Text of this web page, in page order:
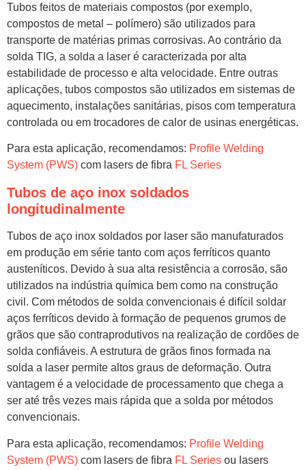
Tubos feitos de materiais compostos (por exemplo,
compostos de metal – polímero) são utilizados para
transporte de matérias primas corrosivas. Ao contrário da
solda TIG, a solda a laser é caracterizada por alta
estabilidade de processo e alta velocidade. Entre outras
aplicações, tubos compostos são utilizados em sistemas de
aquecimento, instalações sanitárias, pisos com temperatura
controlada ou em trocadores de calor de usinas energéticas.
Para esta aplicação, recomendamos: Profile Welding
System (PWS) com lasers de fibra FL Series
Tubos de aço inox soldados
longitudinalmente
Tubos de aço inox soldados por laser são manufaturados
em produção em série tanto com aços ferríticos quanto
austeníticos. Devido à sua alta resistência a corrosão, são
utilizados na indústria química bem como na construção
civil. Com métodos de solda convencionais é difícil soldar
aços ferríticos devido à formação de pequenos grumos de
grãos que são contraprodutivos na realização de cordões de
solda confiáveis. A estrutura de grãos finos formada na
solda a laser permite altos graus de deformação. Outra
vantagem é a velocidade de processamento que chega a
ser até três vezes mais rápida que a solda por métodos
convencionais.
Para esta aplicação, recomendamos: Profile Welding
System (PWS) com lasers de fibra FL Series ou lasers